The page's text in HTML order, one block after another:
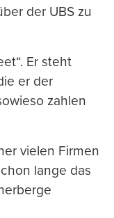
der UBS zu
Er steht
er der
zahlen
vielen Firmen
lange das